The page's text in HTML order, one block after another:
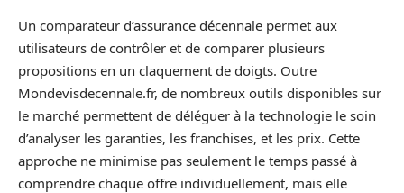
Un comparateur d’assurance décennale permet aux
utilisateurs de contrôler et de comparer plusieurs
propositions en un claquement de doigts. Outre
Mondevisdecennale.fr, de nombreux outils disponibles sur
le marché permettent de déléguer à la technologie le soin
d’analyser les garanties, les franchises, et les prix. Cette
approche ne minimise pas seulement le temps passé à
comprendre chaque offre individuellement, mais elle